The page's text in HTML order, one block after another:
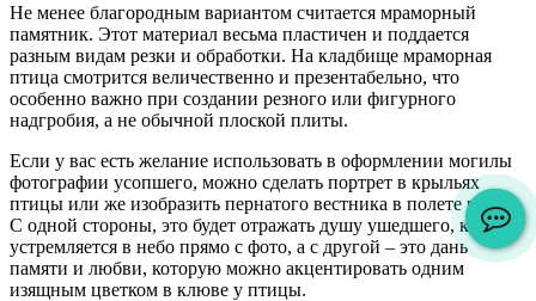
Не менее благородным вариантом считается мраморный
памятник. Этот материал весьма пластичен и поддается
разным видам резки и обработки. На кладбище мраморная
птица смотрится величественно и презентабельно, что
особенно важно при создании резного или фигурного
надгробия, а не обычной плоской плиты.
Если у вас есть желание использовать в оформлении могилы
фотографии усопшего, можно сделать портрет в крыльях
птицы или же изобразить пернатого вестника в полете рядом.
С одной стороны, это будет отражать душу ушедшего, которая
устремляется в небо прямо с фото, а с другой – это дань
памяти и любви, которую можно акцентировать одним
изящным цветком в клюве у птицы.